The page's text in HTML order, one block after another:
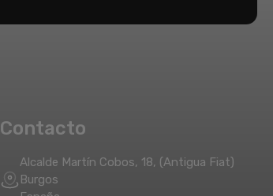
Contacto
Alcalde Martín Cobos, 18, (Antigua Fiat)
Burgos